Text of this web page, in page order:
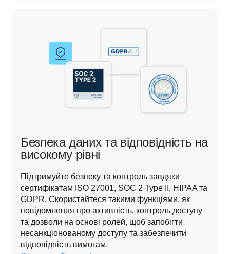
Безпека даних та відповідність на
високому рівні
Підтримуйте безпеку та контроль завдяки
сертифікатам ISO 27001, SOC 2 Type II, HIPAA та
GDPR. Скористайтеся такими функціями, як
повідомлення про активність, контроль доступу
та дозволи на основі ролей, щоб запобігти
несанкціонованому доступу та забезпечити
відповідність вимогам.